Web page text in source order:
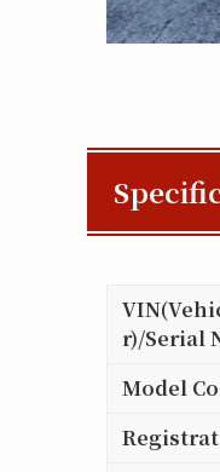
r)/Serial
Model